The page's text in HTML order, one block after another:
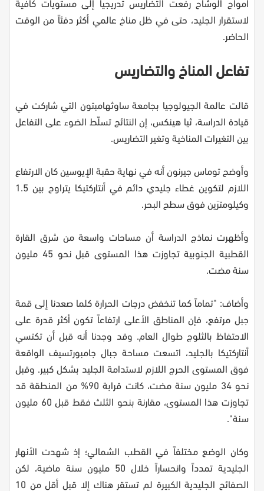
لاستقرار الجليد، حتى في ظل مناخ عالمي أكثر دفئاً من الوقت
الحاضر.
تفاعل المناخ والتضاريس
قالت عالمة الجيولوجيا بجامعة ساوثهامبتون التي شاركت في
قيادة الدراسة، ثيا هينكس، إن النتائج تسلّط الضوء على التفاعل
بين التغيرات المناخية وتغير التضاريس.
وأوضح توماس جيرنون أنه في نهاية حقبة الإيوسين كان الارتفاع
اللازم لتكوين غطاء جليدي دائم في أنتاركتيكا يتراوح بين 1.5
وكيلومترَين فوق سطح البحر.
وأظهرت نماذج الدراسة أن مساحات واسعة من شرق القارة
القطبية الجنوبية تجاوزت هذا المستوى قبل نحو 45 مليون
سنة مضت.
وأضاف: "تماماً كما تنخفض درجات الحرارة كلما صعدنا إلى قمة
جبل مرتفع، فإن المناطق الأعلى ارتفاعاً تكون أكثر قدرة على
الاحتفاظ بالثلوج طوال العام. وقد وجدنا أنه قبل أن تكتسي
أنتاركتيكا بالجليد، اتسعت مساحة جبال جامبورتسيف الواقعة
فوق المستوى الحرج اللازم لاستدامة الجليد بشكل كبير. وقبل
نحو 34 مليون سنة مضت، كانت قرابة 90% من المنطقة قد
تجاوزت هذا المستوى، مقارنة بنحو الثلث فقط قبل 60 مليون
سنة".
وكان الوضع مختلفاً في القطب الشمالي؛ إذ شهدت الأنهار
الجليدية تمدداً وانحساراً خلال 50 مليون سنة ماضية، لكن
الصفائح الجليدية الكبيرة لم تستقر هناك إلا قبل أقل من 10